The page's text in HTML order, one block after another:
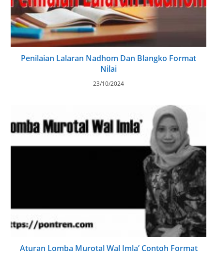
Penilaian Lalaran Nadhom Dan Blangko Format
Nilai
23/10/2024
Aturan Lomba Murotal Wal Imla’ Contoh Format